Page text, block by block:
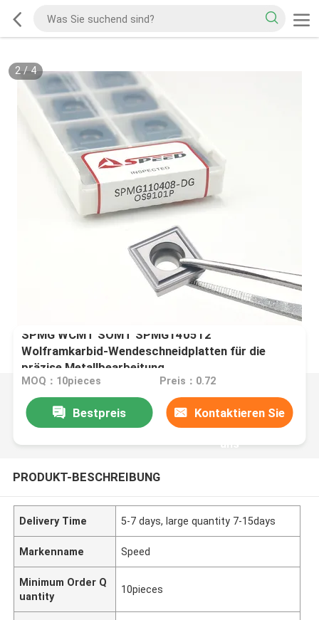
2/4
SPMG WCMT SOMT SPMG140512
Wolframkarbid-Wendeschneidplatten für die
präzise Metallbearbeitung
MOQ：10pieces Preis：0.72
Bestpreis Kontaktieren Sie
uns
PRODUKT-BESCHREIBUNG
Delivery Time 5-7 days, large quantity 7-15days
Markenname Speed
Minimum Order Q
uantity
10pieces